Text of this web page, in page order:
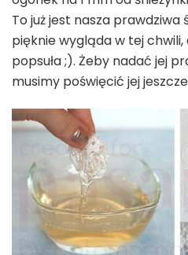
To już jest nasza prawdziwa
pięknie wygląda w tej
popsuła ;). Żeby nadać jej
musimy poświęcić jej